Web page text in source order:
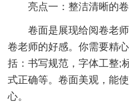
亮点一：整洁清晰的
卷面是展现给阅卷老
卷老师的好感。你需要精
括：书写规范，字体工整;
式正确等。卷面美观，能
心。